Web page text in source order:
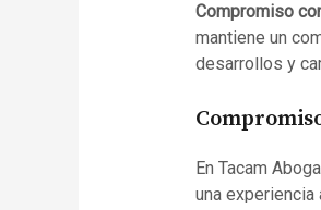
Compromiso
mantiene un
desarrollos y
En Tacam
una